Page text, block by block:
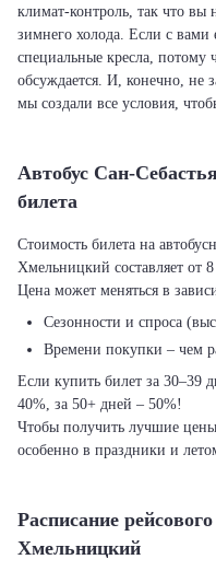
климат-контроль, так что вы
зимнего холода. Если с
специальные кресла, потому
обсуждается. И, конечно, не
мы создали все условия,
Автобус Сан-
билета
Стоимость билета на
Хмельницкий составляет от
Цена может меняться в
Сезонности и спроса
Времени покупки – чем
Если купить билет за 30–39
40%, за 50+ дней – 50%!
Чтобы получить лучшие
особенно в праздники и
Расписание
Хмельницкий